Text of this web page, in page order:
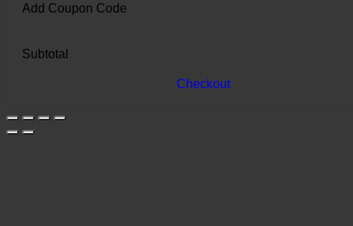
Add Coupon Code
Subtotal
Checkout